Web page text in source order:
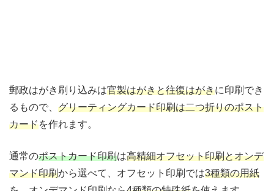
郵政はがき刷り込みは官製はがきと往復はがきに印刷でき
るもので、 グリーティングカード印刷は二つ折りのポスト
カードを作れます。
通常のポストカード印刷は高精細オフセット印刷とオンデ
マンド印刷から選べて、オフセット印刷では3種類の用紙